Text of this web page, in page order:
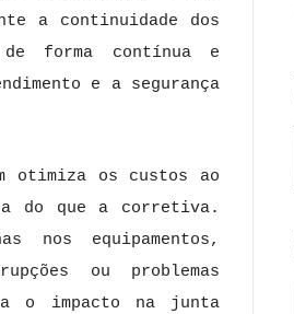
a continuidade dos
de forma contínua e
e a segurança
otimiza os custos ao
do que a corretiva.
nos equipamentos,
ou problemas
o impacto na junta